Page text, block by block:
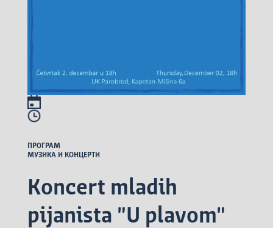
ПРОГРАМ
МУЗИКА И КОНЦЕРТИ
Koncert mladih
pijanista "U plavom"